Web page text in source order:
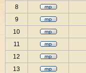
8
9
10
11
12
13